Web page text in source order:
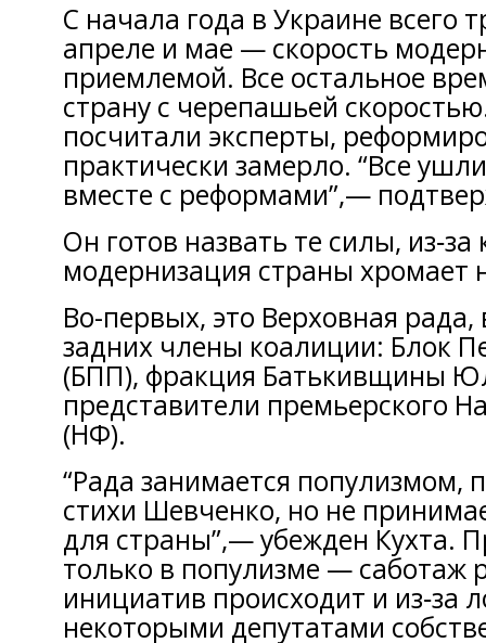
С начала года в Украине всего
апреле и мае — скорость
приемлемой. Все остальное
страну с черепашьей
посчитали эксперты,
практически замерло. “Все
вместе с реформами”,—
Он готов назвать те силы, из‑за
модернизация страны хромает
Во-первых, это Верховная рада,
задних члены коалиции: Блок
(БПП), фракция Батькивщины
представители премьерского
(НФ).
“Рада занимается популизмом,
стихи Шевченко, но не
для страны”,— убежден Кухта.
только в популизме — саботаж
инициатив происходит и из‑за
некоторыми депутатами